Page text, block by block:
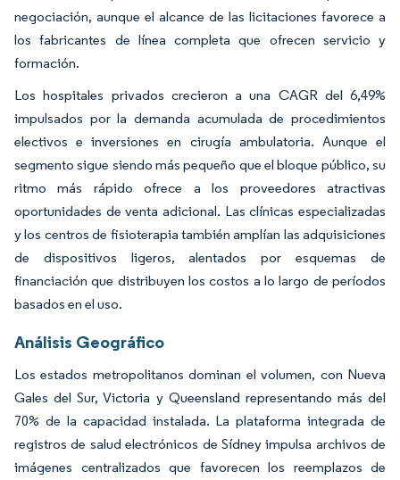
negociación, aunque el alcance de las licitaciones favorece a
los fabricantes de línea completa que ofrecen servicio y
formación.
Los hospitales privados crecieron a una CAGR del 6,49%
impulsados por la demanda acumulada de procedimientos
electivos e inversiones en cirugía ambulatoria. Aunque el
segmento sigue siendo más pequeño que el bloque público, su
ritmo más rápido ofrece a los proveedores atractivas
oportunidades de venta adicional. Las clínicas especializadas
y los centros de fisioterapia también amplían las adquisiciones
de dispositivos ligeros, alentados por esquemas de
financiación que distribuyen los costos a lo largo de períodos
basados en el uso.
Análisis Geográfico
Los estados metropolitanos dominan el volumen, con Nueva
Gales del Sur, Victoria y Queensland representando más del
70% de la capacidad instalada. La plataforma integrada de
registros de salud electrónicos de Sídney impulsa archivos de
imágenes centralizados que favorecen los reemplazos de